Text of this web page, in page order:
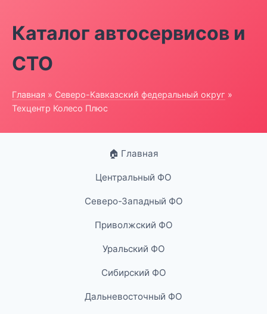
Каталог автосервисов и
СТО
Главная » Северо-Кавказский федеральный округ »
Техцентр Колесо Плюс
🏠 Главная
Центральный ФО
Северо-Западный ФО
Приволжский ФО
Уральский ФО
Сибирский ФО
Дальневосточный ФО